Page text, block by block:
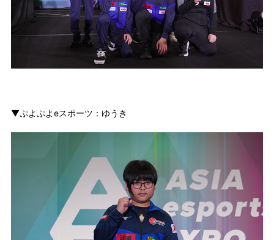
▼ぷよぷよeスポーツ：ゆうき